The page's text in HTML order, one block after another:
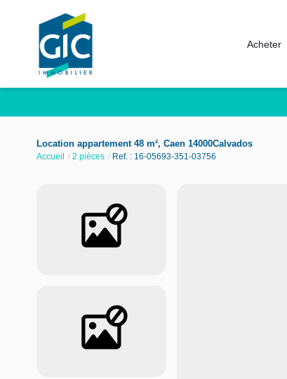
Acheter
Location appartement 48 m², Caen 14000Calvados
Accueil 2 pièces Ref. : 16-05693-351-03756